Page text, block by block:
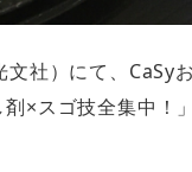
社）にて、CaSy
×スゴ技全集中！